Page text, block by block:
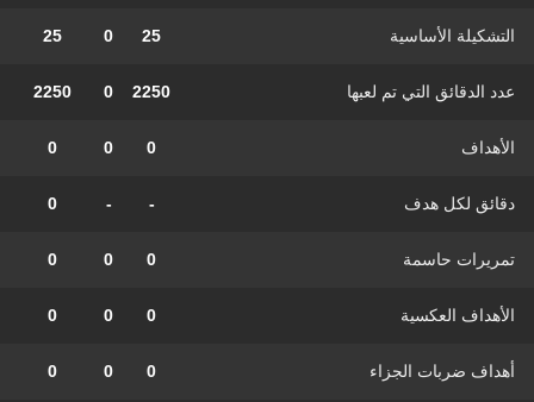
التشكيلة الأساسية 25
0
25
عدد الدقائق التي تم لعبها 2250
0
2250
الأهداف 0
0
0
دقائق لكل هدف -
-
0
تمريرات حاسمة 0
0
0
الأهداف العكسية 0
0
0
أهداف ضربات الجزاء 0
0
0